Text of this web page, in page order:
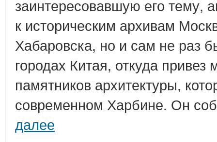
заинтересовавшую его тему,
к историческим архивам
Хабаровска, но и сам не раз
городах Китая, откуда
памятников архитектуры,
современном Харбине. Он
далее